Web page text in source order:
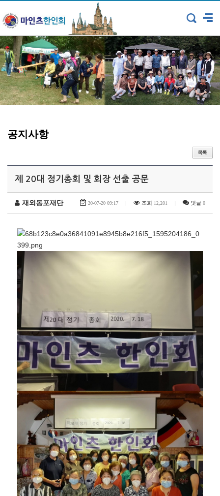
공지사항
제 20대 정기총회 및 회장 선출 공문
재외동포재단 20-07-20 09:17 조회 12,201 댓글 0